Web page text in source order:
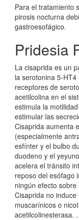
Para el tratamiento
pirosis nocturna
gastroesofágico.
Pridesia
La cisaprida es un
la serotonina 5-
receptores de
acetilcolina en el
estimula la
estimular las
Cisaprida aumenta
(especialmente
esfínter y el bulbo
duodeno y el
acelera el tránsito
reposo del esófago
ningún efecto
Cisaprida no
muscarínicos o
acetilcolinesterasa. .